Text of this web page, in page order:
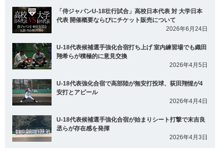
「侍ジャパンU-18壮行試合」高校日本代表 対 大学日本
代表 開催概要ならびにチケット販売について
2026年6月24日
U-18代表候補選手強化合宿打ち上げ 室内練習場でも織田
翔希らが積極的に意見交換
2026年4月5日
U-18代表強化合宿で高部陸が無安打投球、荻田翔惺が4
安打とアピール
2026年4月4日
U-18代表候補選手強化合宿が始まりシート打撃で末吉良
丞らが存在感を発揮
2026年4月3日